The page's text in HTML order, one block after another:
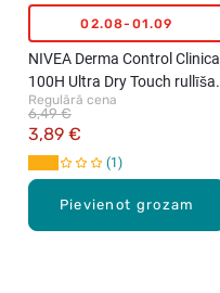
Pievienot grozam
02.08-01.09
NIVEA Derma Control Clinical
100H Ultra Dry Touch rullīša
antiperspirants, 50ml
Regulārā cena
3,89 €
6,49 €
1